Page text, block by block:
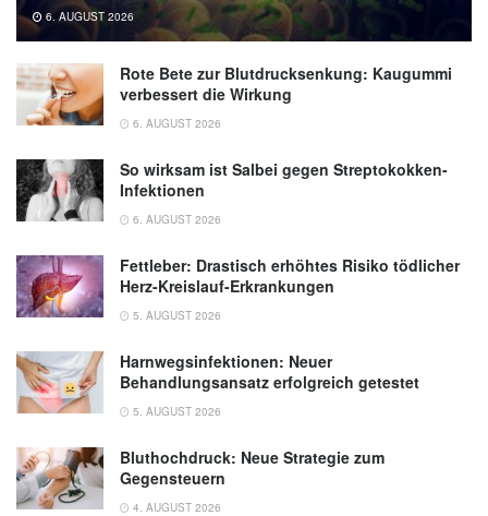
6. AUGUST 2026
Rote Bete zur Blutdrucksenkung: Kaugummi
verbessert die Wirkung
6. AUGUST 2026
So wirksam ist Salbei gegen Streptokokken-
Infektionen
6. AUGUST 2026
Fettleber: Drastisch erhöhtes Risiko tödlicher
Herz-Kreislauf-Erkrankungen
5. AUGUST 2026
Harnwegsinfektionen: Neuer
Behandlungsansatz erfolgreich getestet
5. AUGUST 2026
Bluthochdruck: Neue Strategie zum
Gegensteuern
4. AUGUST 2026